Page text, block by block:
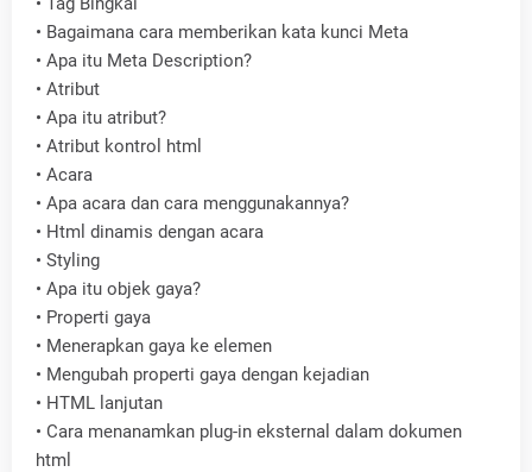
• Bagaimana cara memberikan kata kunci Meta
• Apa itu Meta Description?
• Atribut
• Apa itu atribut?
• Atribut kontrol html
• Acara
• Apa acara dan cara menggunakannya?
• Html dinamis dengan acara
• Styling
• Apa itu objek gaya?
• Properti gaya
• Menerapkan gaya ke elemen
• Mengubah properti gaya dengan kejadian
• HTML lanjutan
• Cara menanamkan plug-in eksternal dalam dokumen
html